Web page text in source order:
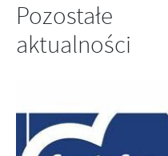
Pozostałe
aktualności